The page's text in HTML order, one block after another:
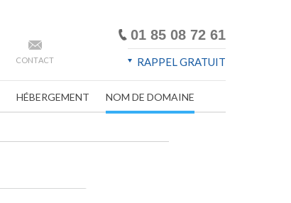
CONTACT
01 85 08 72 61
RAPPEL GRATUIT
HÉBERGEMENT NOM DE DOMAINE